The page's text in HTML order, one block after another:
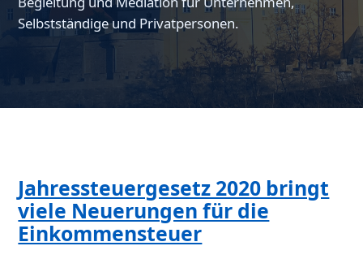
Selbstständige und Privatpersonen.
Jahressteuergesetz 2020 bringt
viele Neuerungen für die
Einkommensteuer